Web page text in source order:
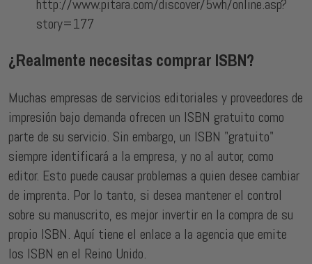
http://www.pitara.com/discover/5wh/online.asp?
story=177
¿Realmente necesitas comprar ISBN?
Muchas empresas de servicios editoriales y proveedores de
impresión bajo demanda ofrecen un ISBN gratuito como
parte de su servicio. Sin embargo, un ISBN "gratuito"
siempre identificará a la empresa, y no al autor, como
editor. Esto puede causar problemas a quien desee cambiar
de imprenta. Por lo tanto, si desea mantener el control
sobre su manuscrito, es mejor invertir en la compra de su
propio ISBN. Aquí tiene el enlace a la agencia que emite
los ISBN en el Reino Unido.